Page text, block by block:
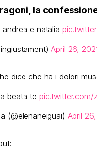
la
andrea e natalia
April 26,
dice che ha i dolori
beata te pic.twitter.com/
(@elenaneiguai) April